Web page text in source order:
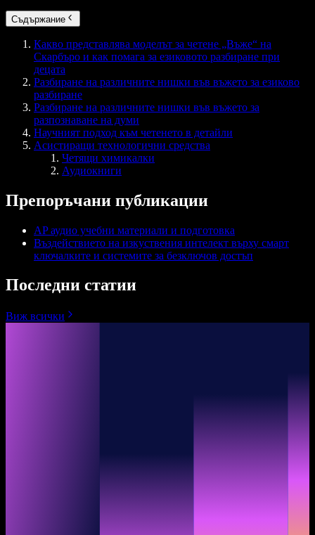
Съдържание
Какво представлява моделът за четене „Въже“ на
Скaрбъро и как помага за езиковото разбиране при
децата
Разбиране на различните нишки във въжето за езиково
разбиране
Разбиране на различните нишки във въжето за
разпознаване на думи
Научният подход към четенето в детайли
Асистиращи технологични средства
Четящи химикалки
Аудиокниги
Препоръчани публикации
AP аудио учебни материали и подготовка
Въздействието на изкуствения интелект върху смарт
ключалките и системите за безключов достъп
Последни статии
Виж всички